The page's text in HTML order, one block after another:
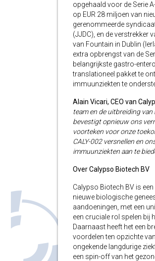
opgehaald voor de Serie
op EUR 28 miljoen van
gerenommeerde
(JJDC), en de verstrekker
van Fountain in Dublin
extra opbrengst van de
belangrijkste gastro-
translationeel pakket te
immuunziekten te
Alain Vicari, CEO van
team en de uitbreiding
bevestigt opnieuw ons
voorteken voor onze
CALY-002 versnellen en
immuunziekten aan te
Over Calypso Biotech BV
Calypso Biotech BV is
nieuwe biologische
aandoeningen, met een
een cruciale rol spelen bij
Daarnaast heeft het een
voordelen ten opzichte
ongekende langdurige
een spin-off van het